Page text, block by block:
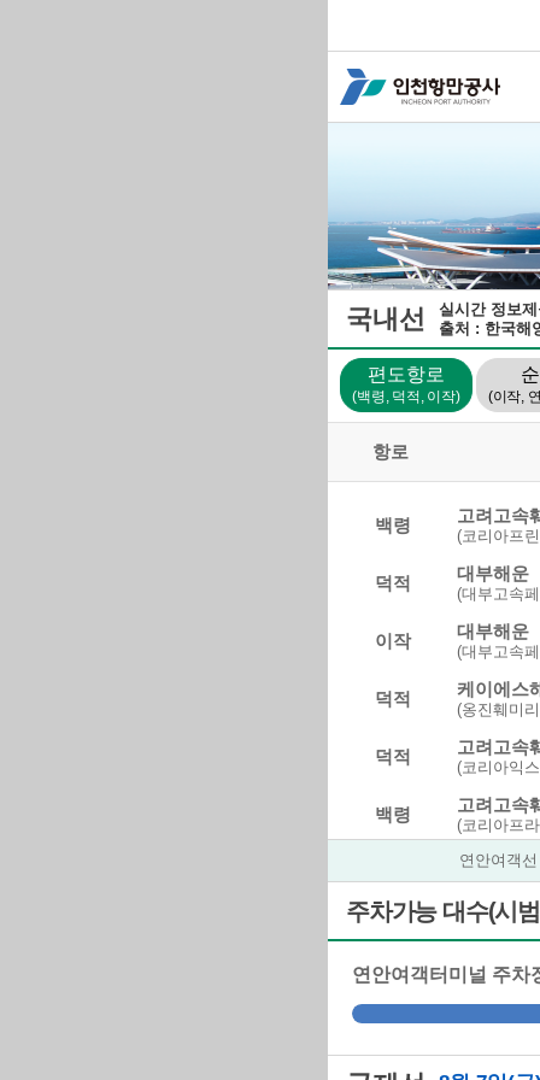
국내선
실시간 정보
출처 : 한국해
편도항로
(백령, 덕적, 이작)
항로
백령 고려고속
(코리아프
덕적 대부해운
(대부고속
이작 대부해운
(대부고속
덕적 케이에스
(옹진훼미
덕적 고려고속
(코리아익
백령 고려고속
(코리아프
고려고속
(코리아피
덕적 케이에스
(옹진훼미
백령 고려고속
(코리아프
연안여객
(이작,
주차가능 대수(시
연안여객터미널 주차